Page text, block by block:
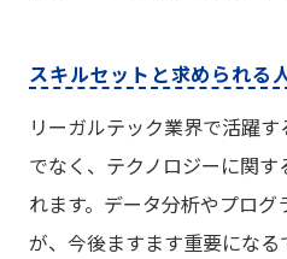
スキルセットと求められる
リーガルテック業界で活躍
でなく、テクノロジーに関
れます。データ分析やプロ
が、今後ますます重要にな